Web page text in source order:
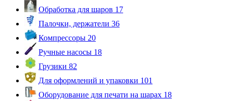
Обработка для шаров 17
Палочки, держатели 36
Компрессоры 20
Ручные насосы 18
Грузики 82
Для оформлений и упаковки 101
Оборудование для печати на шарах 18